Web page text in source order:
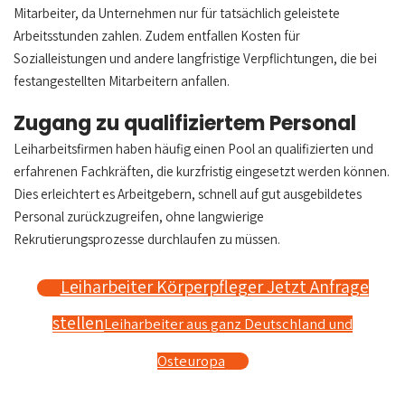
Mitarbeiter, da Unternehmen nur für tatsächlich geleistete
Arbeitsstunden zahlen. Zudem entfallen Kosten für
Sozialleistungen und andere langfristige Verpflichtungen, die bei
festangestellten Mitarbeitern anfallen.
Zugang zu qualifiziertem Personal
Leiharbeitsfirmen haben häufig einen Pool an qualifizierten und
erfahrenen Fachkräften, die kurzfristig eingesetzt werden können.
Dies erleichtert es Arbeitgebern, schnell auf gut ausgebildetes
Personal zurückzugreifen, ohne langwierige
Rekrutierungsprozesse durchlaufen zu müssen.
Leiharbeiter Körperpfleger Jetzt Anfrage
stellenLeiharbeiter aus ganz Deutschland und
Osteuropa